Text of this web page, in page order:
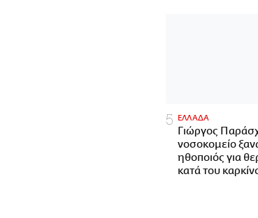
ΕΛΛΑΔΑ
Γιώργος
νοσοκομείο
ηθοποιός για
κατά του